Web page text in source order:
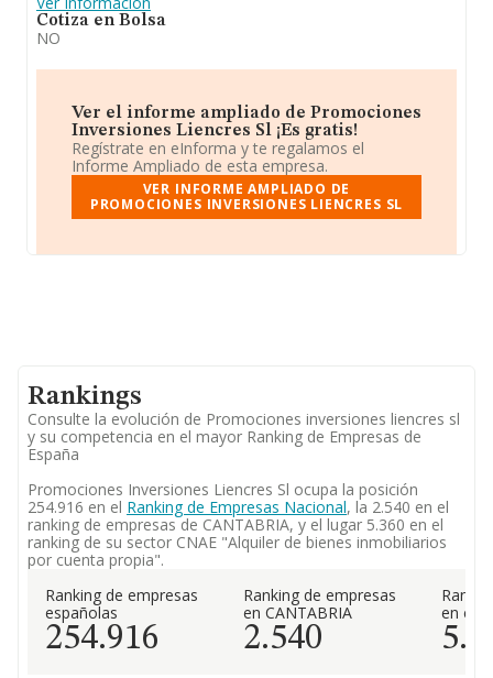
Cotiza en Bolsa
NO
Ver el informe ampliado de Promociones
Inversiones Liencres Sl ¡Es gratis!
Regístrate en eInforma y te regalamos el
Informe Ampliado de esta empresa.
VER INFORME AMPLIADO DE
PROMOCIONES INVERSIONES LIENCRES SL
Rankings
Consulte la evolución de Promociones inversiones liencres sl
y su competencia en el mayor Ranking de Empresas de
España
Promociones Inversiones Liencres Sl ocupa la posición
254.916 en el Ranking de Empresas Nacional, la 2.540 en el
ranking de empresas de CANTABRIA, y el lugar 5.360 en el
ranking de su sector CNAE "Alquiler de bienes inmobiliarios
por cuenta propia".
Ranking de empresas
españolas
254.916
Ranking de empresas
en CANTABRIA
2.540
en el